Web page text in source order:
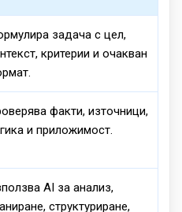
задача с цел,
критерии и очакван
факти, източници,
и приложимост.
AI за анализ,
структуриране,